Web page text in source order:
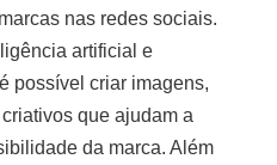
nas redes sociais.
artificial e
possível criar imagens,
que ajudam a
da marca. Além